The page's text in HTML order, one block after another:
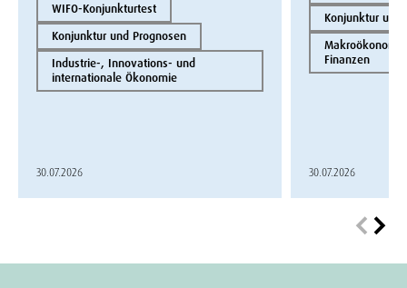
WIFO-Konjunkturtest
Konjunktur und Prognosen
Industrie-, Innovations- und
internationale Ökonomie
30.07.2026
Konjunktur und
Finanzen
30.07.2026